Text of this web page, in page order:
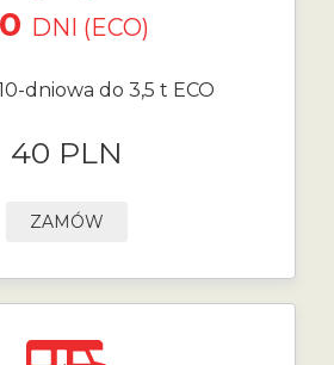
DNI (ECO)
dniowa do 3,5 t ECO
40 PLN
ZAMÓW